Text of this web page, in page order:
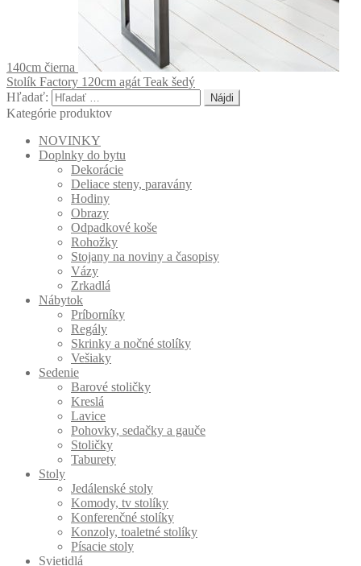
140cm čierna
Stolík Factory 120cm agát Teak šedý
Hľadať:
Kategórie produktov
NOVINKY
Doplnky do bytu
Dekorácie
Deliace steny, paravány
Hodiny
Obrazy
Odpadkové koše
Rohožky
Stojany na noviny a časopisy
Vázy
Zrkadlá
Nábytok
Príborníky
Regály
Skrinky a nočné stolíky
Vešiaky
Sedenie
Barové stoličky
Kreslá
Lavice
Pohovky, sedačky a gauče
Stoličky
Taburety
Stoly
Jedálenské stoly
Komody, tv stolíky
Konferenčné stolíky
Konzoly, toaletné stolíky
Písacie stoly
Svietidlá